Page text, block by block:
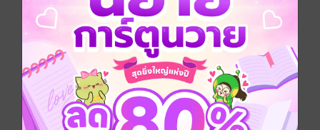
หนังสือพิมพ์ข่าวสด วันเสาร์ที่ 7 ธันวาคม พ.ศ.2567
ประเภทไฟล์ pdf
วันที่วางขาย 06 ธันวาคม 2567
ความยาว 16 หน้า